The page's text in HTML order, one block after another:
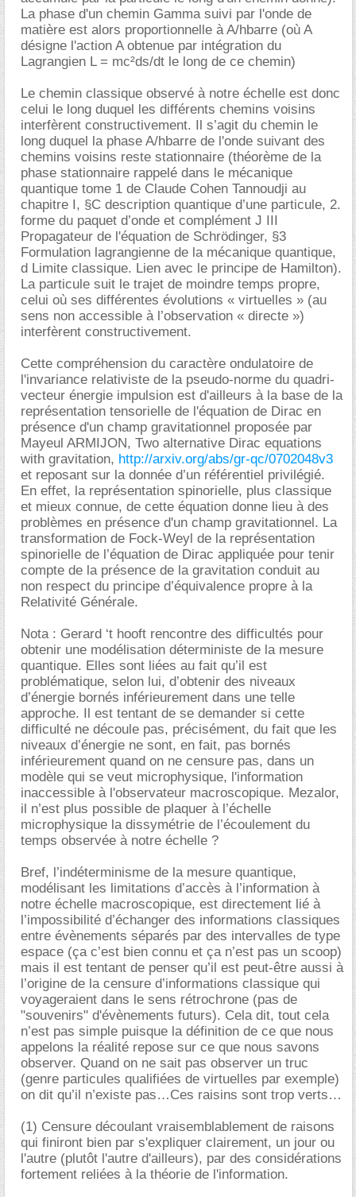
La phase d'un chemin Gamma suivi par l'onde de
matière est alors proportionnelle à A/hbarre (où A
désigne l'action A obtenue par intégration du
Lagrangien L = mc²ds/dt le long de ce chemin)
Le chemin classique observé à notre échelle est donc
celui le long duquel les différents chemins voisins
interfèrent constructivement. Il s’agit du chemin le
long duquel la phase A/hbarre de l'onde suivant des
chemins voisins reste stationnaire (théorème de la
phase stationnaire rappelé dans le mécanique
quantique tome 1 de Claude Cohen Tannoudji au
chapitre I, §C description quantique d’une particule, 2.
forme du paquet d’onde et complément J III
Propagateur de l'équation de Schrödinger, §3
Formulation lagrangienne de la mécanique quantique,
d Limite classique. Lien avec le principe de Hamilton).
La particule suit le trajet de moindre temps propre,
celui où ses différentes évolutions « virtuelles » (au
sens non accessible à l’observation « directe »)
interfèrent constructivement.
Cette compréhension du caractère ondulatoire de
l'invariance relativiste de la pseudo-norme du quadri-
vecteur énergie impulsion est d'ailleurs à la base de la
représentation tensorielle de l'équation de Dirac en
présence d'un champ gravitationnel proposée par
Mayeul ARMIJON, Two alternative Dirac equations
with gravitation, http://arxiv.org/abs/gr-qc/0702048v3
et reposant sur la donnée d’un référentiel privilégié.
En effet, la représentation spinorielle, plus classique
et mieux connue, de cette équation donne lieu à des
problèmes en présence d'un champ gravitationnel. La
transformation de Fock-Weyl de la représentation
spinorielle de l’équation de Dirac appliquée pour tenir
compte de la présence de la gravitation conduit au
non respect du principe d’équivalence propre à la
Relativité Générale.
Nota : Gerard ‘t hooft rencontre des difficultés pour
obtenir une modélisation déterministe de la mesure
quantique. Elles sont liées au fait qu’il est
problématique, selon lui, d’obtenir des niveaux
d’énergie bornés inférieurement dans une telle
approche. Il est tentant de se demander si cette
difficulté ne découle pas, précisément, du fait que les
niveaux d’énergie ne sont, en fait, pas bornés
inférieurement quand on ne censure pas, dans un
modèle qui se veut microphysique, l'information
inaccessible à l'observateur macroscopique. Mezalor,
il n’est plus possible de plaquer à l’échelle
microphysique la dissymétrie de l’écoulement du
temps observée à notre échelle ?
Bref, l’indéterminisme de la mesure quantique,
modélisant les limitations d’accès à l’information à
notre échelle macroscopique, est directement lié à
l’impossibilité d’échanger des informations classiques
entre évènements séparés par des intervalles de type
espace (ça c’est bien connu et ça n’est pas un scoop)
mais il est tentant de penser qu’il est peut-être aussi à
l’origine de la censure d’informations classique qui
voyageraient dans le sens rétrochrone (pas de
"souvenirs" d'évènements futurs). Cela dit, tout cela
n’est pas simple puisque la définition de ce que nous
appelons la réalité repose sur ce que nous savons
observer. Quand on ne sait pas observer un truc
(genre particules qualifiées de virtuelles par exemple)
on dit qu’il n’existe pas…Ces raisins sont trop verts
(1) Censure découlant vraisemblablement de raisons
qui finiront bien par s'expliquer clairement, un jour ou
l'autre (plutôt l'autre d'ailleurs), par des considérations
fortement reliées à la théorie de l'information.